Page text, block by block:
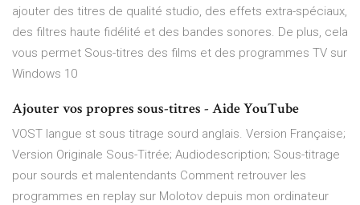
ajouter des titres de qualité studio, des effets extra-spéciaux,
des filtres haute fidélité et des bandes sonores. De plus, cela
vous permet Sous-titres des films et des programmes TV sur
Windows 10
Ajouter vos propres sous-titres - Aide YouTube
VOST langue st sous titrage sourd anglais. Version Française;
Version Originale Sous-Titrée; Audiodescription; Sous-titrage
pour sourds et malentendants Comment retrouver les
programmes en replay sur Molotov depuis mon ordinateur